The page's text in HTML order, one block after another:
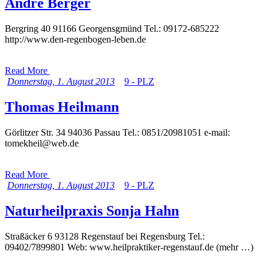
Andrè Berger
Bergring 40 91166 Georgensgmünd Tel.: 09172-685222
http://www.den-regenbogen-leben.de
Read More
Donnerstag, 1. August 2013
9 - PLZ
Thomas Heilmann
Görlitzer Str. 34 94036 Passau Tel.: 0851/20981051 e-mail:
tomekheil@web.de
Read More
Donnerstag, 1. August 2013
9 - PLZ
Naturheilpraxis Sonja Hahn
Straßäcker 6 93128 Regenstauf bei Regensburg Tel.:
09402/7899801 Web: www.heilpraktiker-regenstauf.de (mehr …)